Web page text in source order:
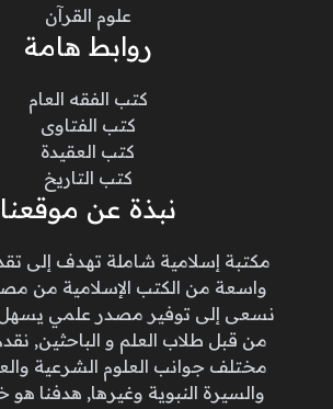
علوم القرآن
روابط هامة
كتب الفقه العام
كتب الفتاوى
كتب العقيدة
كتب التاريخ
نبذة عن موقعنا
مكتبة إسلامية شاملة تهدف إلى
واسعة من الكتب الإسلامية من
نسعى إلى توفير مصدر علمي يسهل
من قبل طلاب العلم و الباحثين,
مختلف جوانب العلوم الشرعية
والسيرة النبوية وغيرها, هدفنا هو